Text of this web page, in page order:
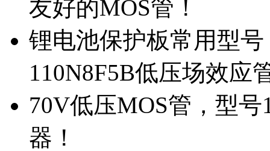
友好的MOS管！
锂电池保护板常用型
110N8F5B低压场效应
70V低压MOS管，型
器！